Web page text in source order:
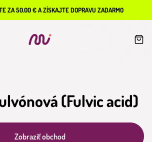
ZA 50.00 € A ZÍSKAJTE DOPRAVU ZADARMO
(Fulvic acid)
Zobraziť obchod